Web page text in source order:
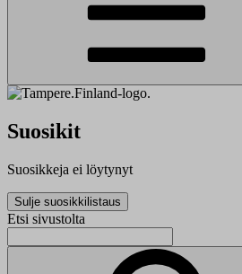
Suosikit
Suosikkeja ei löytynyt
Sulje suosikkilistaus
Etsi sivustolta